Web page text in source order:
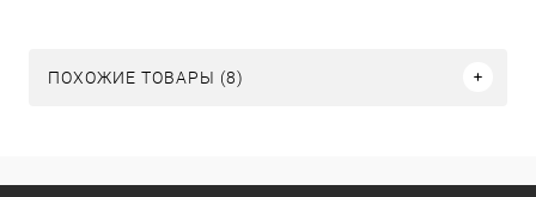
ПОХОЖИЕ ТОВАРЫ (8)